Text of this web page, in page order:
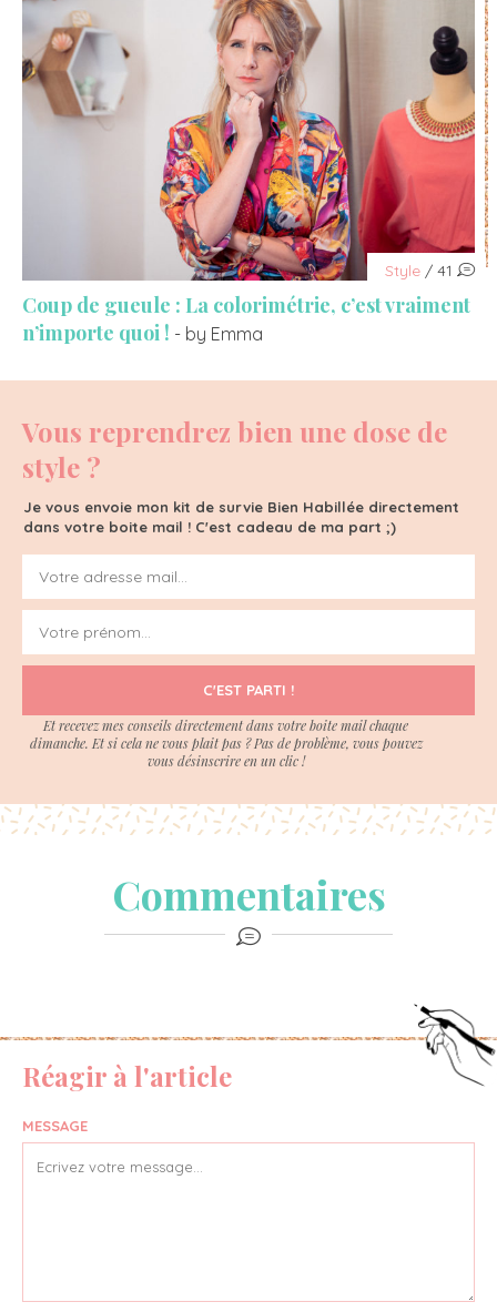
Style / 41
Coup de gueule : La colorimétrie, c’est vraiment
n’importe quoi ! - by Emma
Vous reprendrez bien une dose de
style ?
Je vous envoie mon kit de survie Bien Habillée directement
dans votre boite mail ! C'est cadeau de ma part ;)
C'EST PARTI !
Et recevez mes conseils directement dans votre boite mail chaque
dimanche. Et si cela ne vous plait pas ? Pas de problème, vous pouvez
vous désinscrire en un clic !
Commentaires
Réagir à l'article
MESSAGE